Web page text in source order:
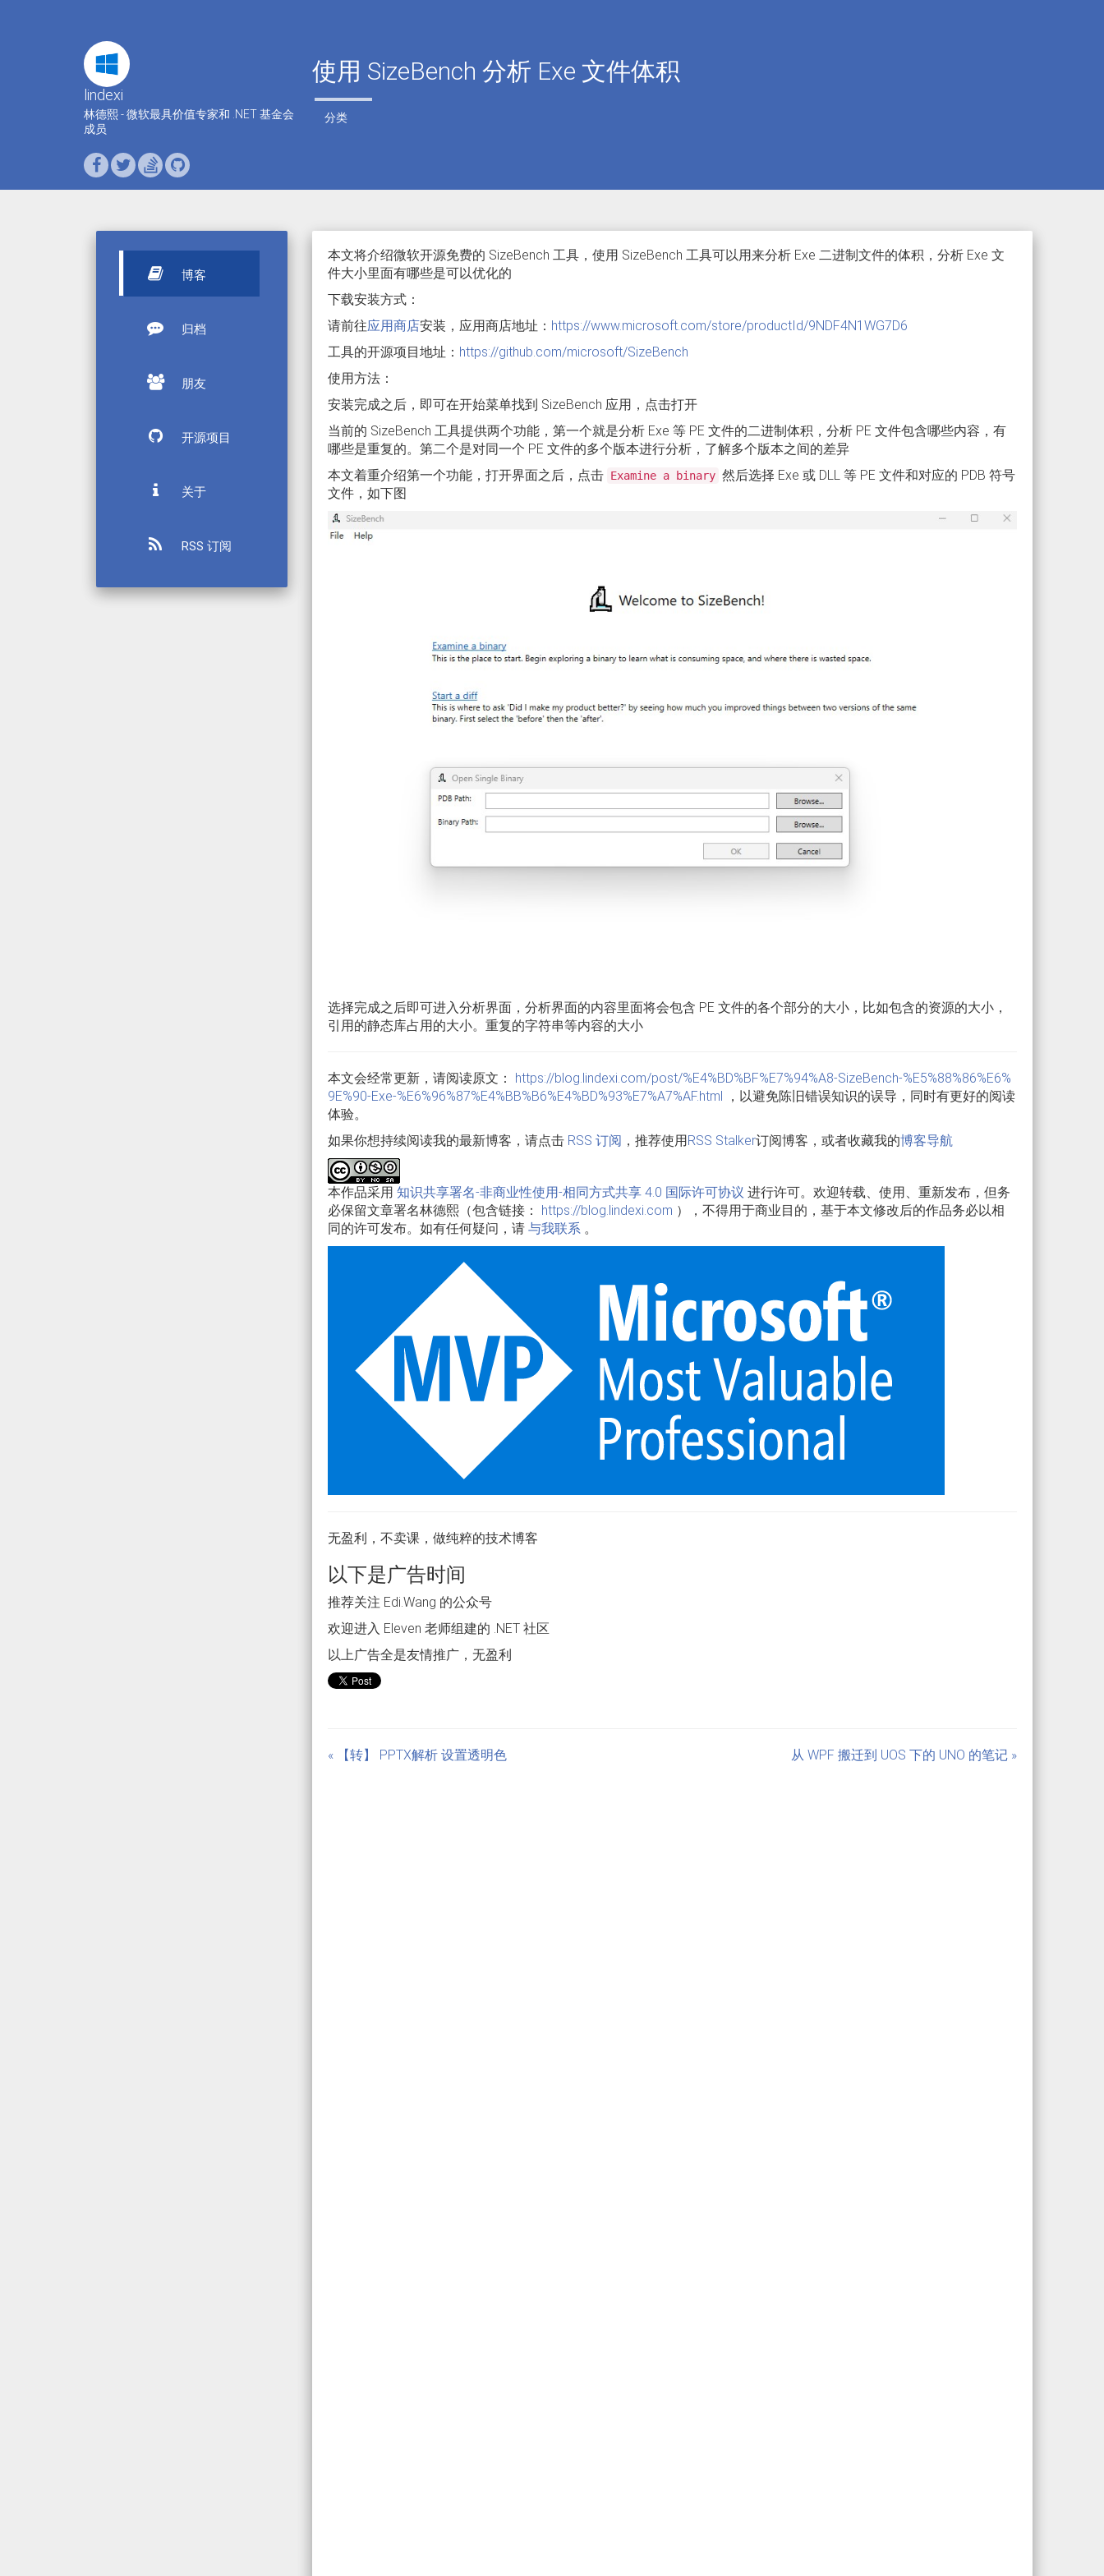
lindexi
林德熙 - 微软最具价值专家和 .NET 基金会
成员
使用 SizeBench 分析 Exe 文件体积
分类
博客
归档
朋友
开源项目
关于
RSS 订阅
本文将介绍微软开源免费的 SizeBench 工具，使用 SizeBench 工具可以用来分析 Exe 二进制文件的体积，分析 Exe 文
件大小里面有哪些是可以优化的
下载安装方式：
请前往应用商店安装，应用商店地址： https://www.microsoft.com/store/productId/9NDF4N1WG7D6
工具的开源项目地址： https://github.com/microsoft/SizeBench
使用方法：
安装完成之后，即可在开始菜单找到 SizeBench 应用，点击打开
当前的 SizeBench 工具提供两个功能，第一个就是分析 Exe 等 PE 文件的二进制体积，分析 PE 文件包含哪些内容，有
哪些是重复的。第二个是对同一个 PE 文件的多个版本进行分析，了解多个版本之间的差异
本文着重介绍第一个功能，打开界面之后，点击 Examine a binary 然后选择 Exe 或 DLL 等 PE 文件和对应的 PDB 符号
文件，如下图
选择完成之后即可进入分析界面，分析界面的内容里面将会包含 PE 文件的各个部分的大小，比如包含的资源的大小，
引用的静态库占用的大小。重复的字符串等内容的大小
本文会经常更新，请阅读原文：
https://blog.lindexi.com/post/%E4%BD%BF%E7%94%A8-SizeBench-%E5%88%86%E6%
9E%90-Exe-%E6%96%87%E4%BB%B6%E4%BD%93%E7%A7%AF.html
，以避免陈旧错误知识的误导，同时有更好的阅读
体验。
如果你想持续阅读我的最新博客，请点击 RSS 订阅 ，推荐使用 RSS Stalker订阅博客，或者收藏我的博客导航
本作品采用 知识共享署名-非商业性使用-相同方式共享 4.0 国际许可协议 进行许可。欢迎转载、使用、重新发布，但务
必保留文章署名林德熙（包含链接：
https://blog.lindexi.com ），不得用于商业目的，基于本文修改后的作品务必以相
同的许可发布。如有任何疑问，请 与我联系。
无盈利，不卖课，做纯粹的技术博客
以下是广告时间
推荐关注 Edi.Wang 的公众号
欢迎进入 Eleven 老师组建的 .NET 社区
以上广告全是友情推广，无盈利
« 【转】 PPTX解析 设置透明色 从 WPF 搬迁到 UOS 下的 UNO 的笔记 »